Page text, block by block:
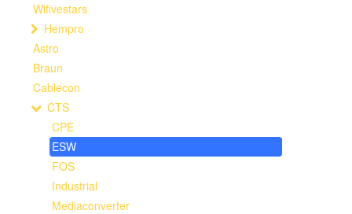
Wifivestars
Hempro
Astro
Braun
Cablecon
CTS
CPE
ESW
FOS
Industrial
Mediaconverter